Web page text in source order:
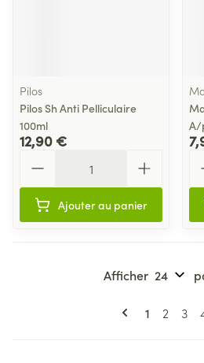
Pilos
Pilos Sh Anti Pelliculaire
100ml
12,90 €
Ajouter au panier
A/
Vous
1 Page
2 3
Afficher